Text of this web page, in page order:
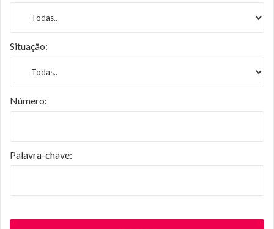
Situação:
Número:
Palavra-chave: